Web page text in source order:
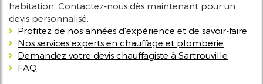
habitation. Contactez-nous dès maintenant pour un
devis personnalisé.
Profitez de nos années d'expérience et de savoir-faire
Nos services experts en chauffage et plomberie
Demandez votre devis chauffagiste à Sartrouville
FAQ